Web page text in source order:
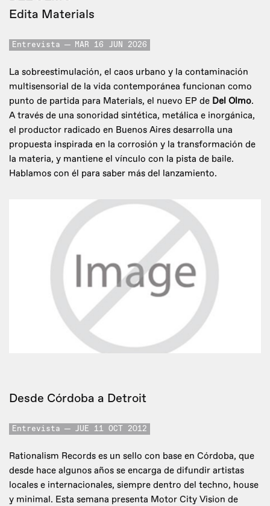
Edita Materials
Entrevista MAR 16 JUN 2026
La sobreestimulación, el caos urbano y la contaminación
multisensorial de la vida contemporánea funcionan como
punto de partida para Materials, el nuevo EP de Del Olmo.
A través de una sonoridad sintética, metálica e inorgánica,
el productor radicado en Buenos Aires desarrolla una
propuesta inspirada en la corrosión y la transformación de
la materia, y mantiene el vínculo con la pista de baile.
Hablamos con él para saber más del lanzamiento.
Desde Córdoba a Detroit
Entrevista JUE 11 OCT 2012
Rationalism Records es un sello con base en Córdoba, que
desde hace algunos años se encarga de difundir artistas
locales e internacionales, siempre dentro del techno, house
y minimal. Esta semana presenta Motor City Vision de